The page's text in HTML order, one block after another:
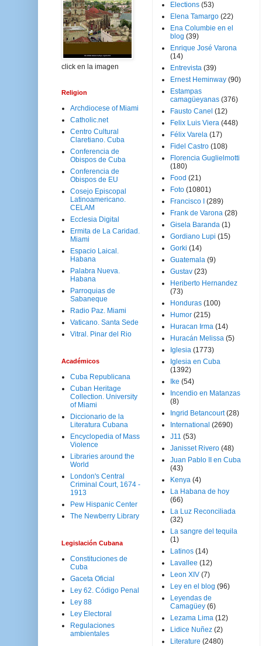
click en la imagen
Religion
Archdiocese of Miami
Catholic.net
Centro Cultural
Claretiano. Cuba
Conferencia de
Obispos de Cuba
Conferencia de
Obispos de EU
Cosejo Episcopal
Latinoamericano.
CELAM
Ecclesia Digital
Ermita de La Caridad.
Miami
Espacio Laical.
Habana
Palabra Nueva.
Habana
Parroquias de
Sabaneque
Radio Paz. Miami
Vaticano. Santa Sede
Vitral. Pinar del Rio
Académicos
Cuba Republicana
Cuban Heritage
Collection. University
of Miami
Diccionario de la
Literatura Cubana
Encyclopedia of Mass
Violence
Libraries around the
World
London's Central
Criminal Court, 1674 -
1913
Pew Hispanic Center
The Newberry Library
Legislación Cubana
Constituciones de
Cuba
Gaceta Oficial
Ley 62. Código Penal
Ley 88
Ley Electoral
Regulaciones
ambientales
Elections (53)
Elena Tamargo (22)
Ena Columbie en el
blog (39)
Enrique José Varona
(14)
Entrevista (39)
Ernest Heminway (90)
Estampas
camagüeyanas (376)
Fausto Canel (12)
Felix Luis Viera (448)
Félix Varela (17)
Fidel Castro (108)
Florencia Guglielmotti
(180)
Food (21)
Foto (10801)
Francisco I
(289)
Frank de Varona (28)
Gisela Baranda (1)
Gordiano Lupi (15)
Gorki (14)
Guatemala (9)
Gustav (23)
Heriberto Hernandez
(73)
Honduras (100)
Humor (215)
Huracan Irma (14)
Huracán Melissa (5)
Iglesia (1773)
Iglesia en Cuba
(1392)
Ike (54)
Incendio en Matanzas
(8)
Ingrid Betancourt (28)
International (2690)
J11 (53)
Janisset Rivero (48)
Juan Pablo II en Cuba
(43)
Kenya (4)
La Habana de hoy
(66)
La Luz Reconciliada
(32)
La sangre del tequila
(1)
Latinos (14)
Lavallee (12)
Leon XIV (7)
Ley en el blog (96)
Leyendas de
Camagüey (6)
Lezama Lima (12)
Lidice Nuñez (2)
Literature (2480)